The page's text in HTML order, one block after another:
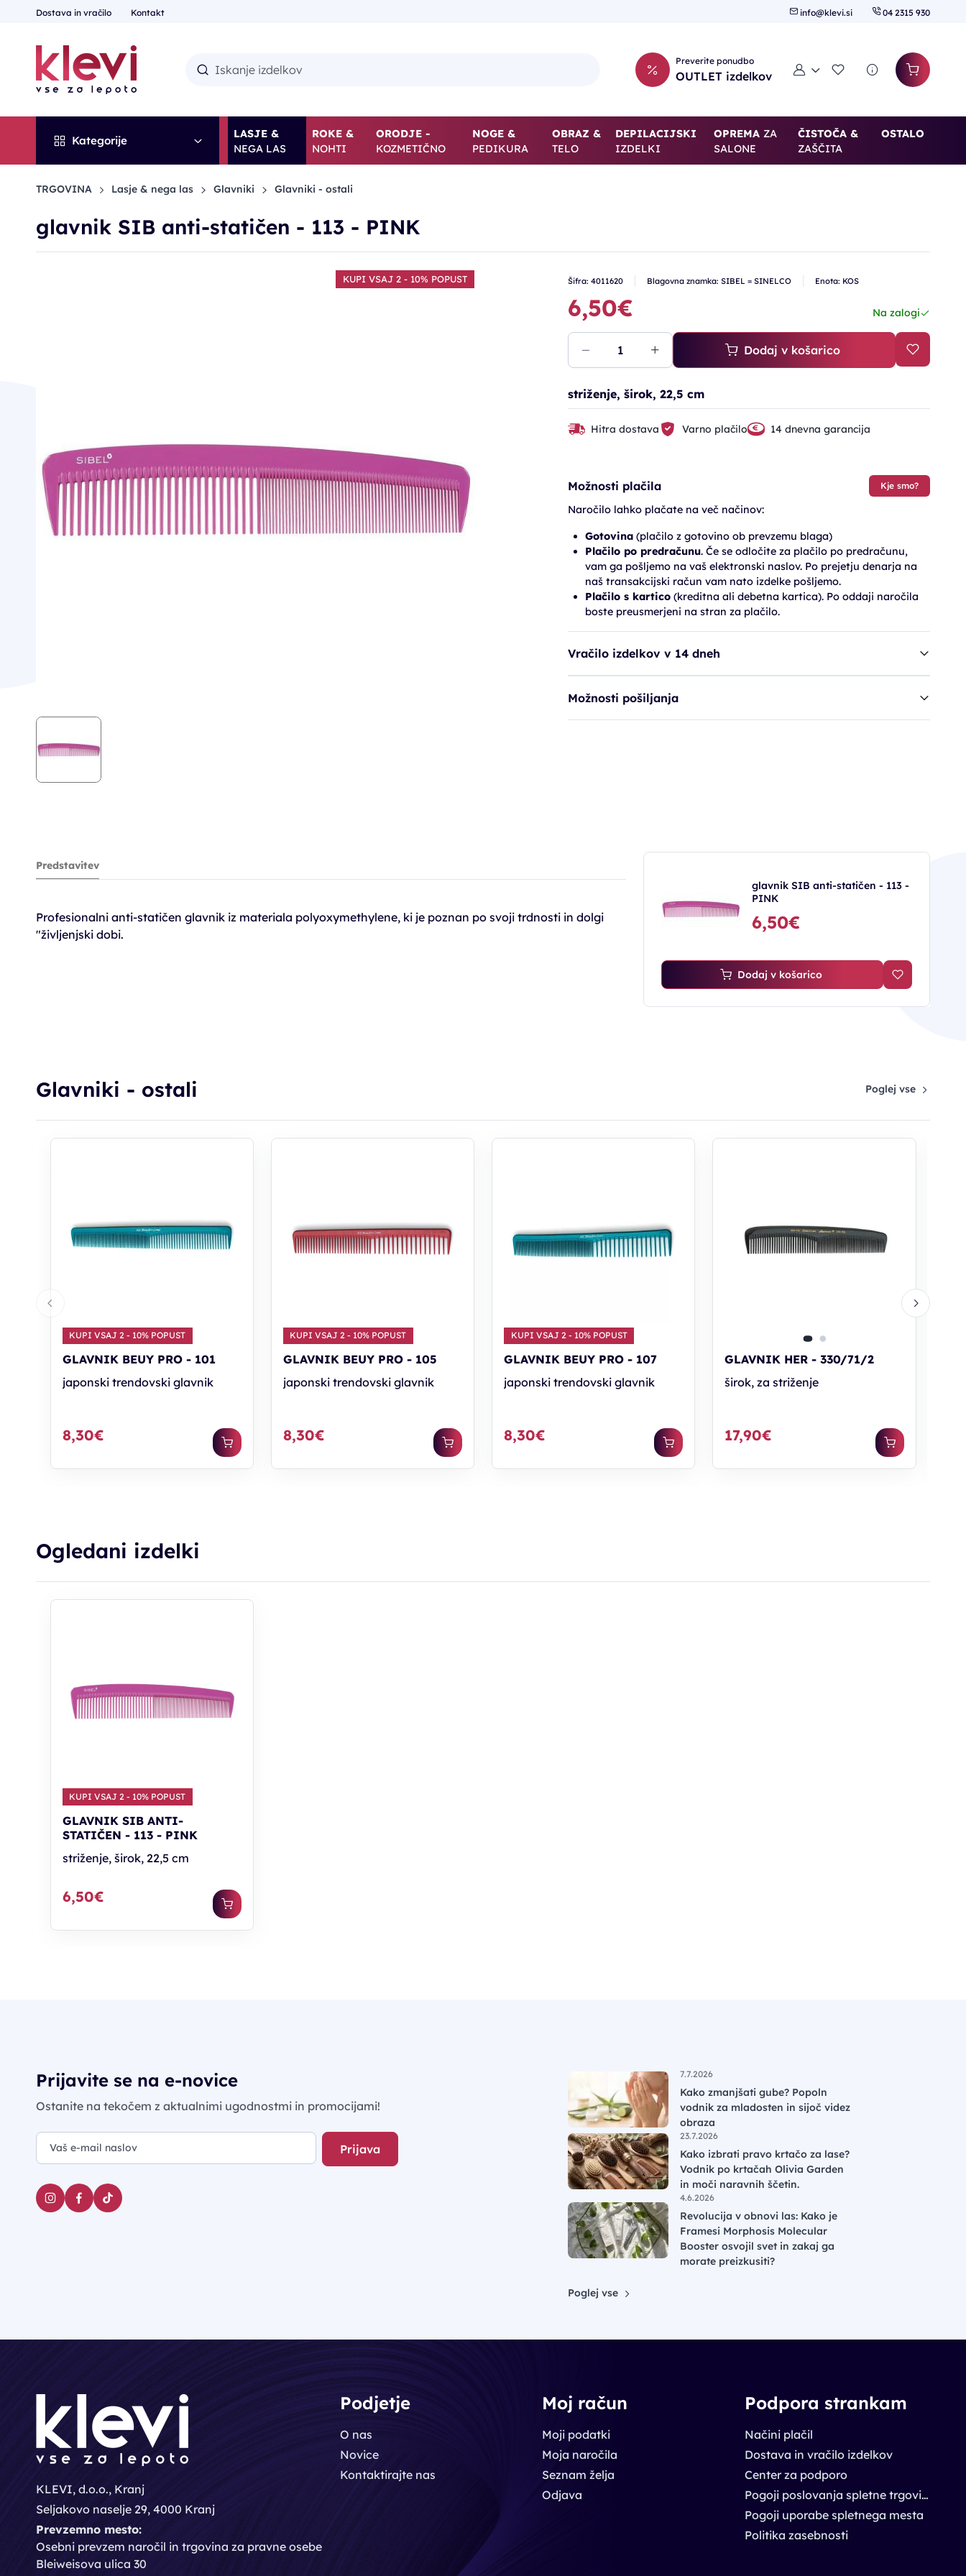
Dostava in vračilo Kontakt info@klevi.si 04 2315 930
Preverite ponudbo
OUTLET izdelkov Moj računSeznam želja
Kategorije
LASJE &
NEGA LAS
ROKE &
NOHTI
ORODJE -
KOZMETIČNO
NOGE &
PEDIKURA
OBRAZ &
TELO
DEPILACIJSKI
IZDELKI
OPREMAZA
SALONE
ČISTOČA &
ZAŠČITA
OSTALO
TRGOVINA Lasje & nega las Glavniki Glavniki - ostali
glavnik SIB anti-statičen - 113 - PINK
KUPI VSAJ 2 - 10% POPUST Šifra: 4011620 Blagovna znamka: SIBEL = SINELCO Enota: KOS
6,50€ Na zalogi
Dodaj v košarico
striženje, širok, 22,5 cm
Hitra dostava Varno plačilo 14 dnevna garancija
Možnosti plačila Kje smo?
Naročilo lahko plačate na več načinov:
Gotovina(plačilo z gotovino ob prevzemu blaga)
Plačilo po predračunu. Če se odločite za plačilo po predračunu,
vam ga pošljemo na vaš elektronski naslov. Po prejetju denarja na
naš transakcijski račun vam nato izdelke pošljemo.
Plačilo s kartico(kreditna ali debetna kartica). Po oddaji naročila
boste preusmerjeni na stran za plačilo.
Vračilo izdelkov v 14 dneh
Možnosti pošiljanja
Predstavitev
Profesionalni anti-statičen glavnik iz materiala polyoxymethylene, ki je poznan po svoji trdnosti in dolgi
"življenjski dobi.
glavnik SIB anti-statičen - 113 -
PINK
6,50€
Dodaj v košarico
Glavniki - ostali Poglej vse
KUPI VSAJ 2 - 10% POPUST
GLAVNIK BEUY PRO - 101
japonski trendovski glavnik
8,30€
KUPI VSAJ 2 - 10% POPUST
GLAVNIK BEUY PRO - 105
japonski trendovski glavnik
8,30€
KUPI VSAJ 2 - 10% POPUST
GLAVNIK BEUY PRO - 107
japonski trendovski glavnik
8,30€
GLAVNIK HER - 330/71/2
širok, za striženje
17,90€
Ogledani izdelki
KUPI VSAJ 2 - 10% POPUST
GLAVNIK SIB ANTI-
STATIČEN - 113 - PINK
striženje, širok, 22,5 cm
6,50€
Prijavite se na e-novice
Ostanite na tekočem z aktualnimi ugodnostmi in promocijami!
Prijava
7.7.2026
Kako zmanjšati gube? Popoln
vodnik za mladosten in sijoč videz
obraza
23.7.2026
Kako izbrati pravo krtačo za lase?
Vodnik po krtačah Olivia Garden
in moči naravnih ščetin.
4.6.2026
Revolucija v obnovi las: Kako je
Framesi Morphosis Molecular
Booster osvojil svet in zakaj ga
morate preizkusiti?
Poglej vse
KLEVI, d.o.o., Kranj
Seljakovo naselje 29, 4000 Kranj
Prevzemno mesto:
Osebni prevzem naročil in trgovina za pravne osebe
Bleiweisova ulica 30
Podjetje
O nas
Novice
Kontaktirajte nas
Moj račun
Moji podatki
Moja naročila
Seznam želja
Odjava
Podpora strankam
Načini plačil
Dostava in vračilo izdelkov
Center za podporo
Pogoji poslovanja spletne trgovine
Pogoji uporabe spletnega mesta
Politika zasebnosti